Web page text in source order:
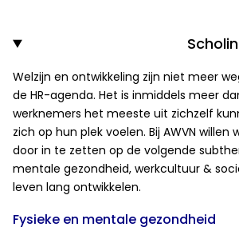
Welzijn en ontwikkeling zijn niet meer
de HR-agenda. Het is inmiddels meer
werknemers het meeste uit zichzelf
zich op hun plek voelen. Bij AWVN willen
door in te zetten op de volgende
mentale gezondheid, werkcultuur &
leven lang ontwikkelen.
Fysieke en mentale gezondheid